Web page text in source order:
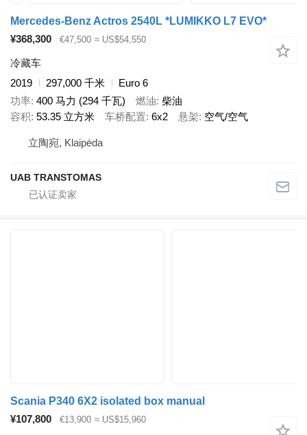
Mercedes-Benz Actros 2540L *LUMIKKO L7 EVO*
¥368,300
€47,500 ≈ US$54,550
冷藏车
2019
297,000 千米
Euro 6
功率 400 马力 (294 千瓦) 燃油 柴油
容积 53.35 立方米 车桥配置 6x2 悬架 空气/空气
立陶宛, Klaipėda
UAB TRANSTOMAS
Scania P340 6X2 isolated box manual
¥107,800
€13,900 ≈ US$15,960